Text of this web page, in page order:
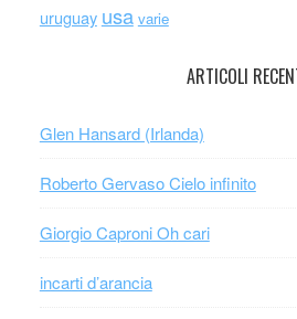
uruguay usa varie
ARTICOLI
Glen Hansard (Irlanda)
Roberto Gervaso Cielo infinito
Giorgio Caproni Oh cari
incarti d’arancia